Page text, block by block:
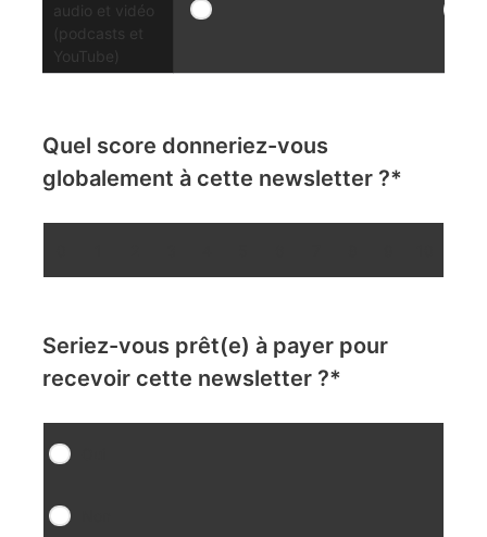
audio et vidéo
(podcasts et
YouTube)
Quel score donneriez-vous
globalement à cette newsletter ?*
Seriez-vous prêt(e) à payer pour
recevoir cette newsletter ?*